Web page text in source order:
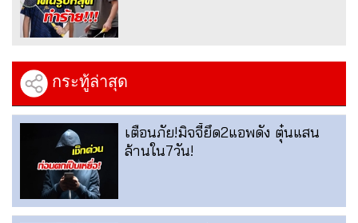
กระทู้ล่าสุด
เตือนภัย!มิจจี้ยึด2แอพดัง ตุ๋นแสน
ล้านใน7วัน!